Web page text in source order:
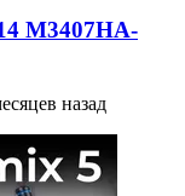
M3407HA-
назад